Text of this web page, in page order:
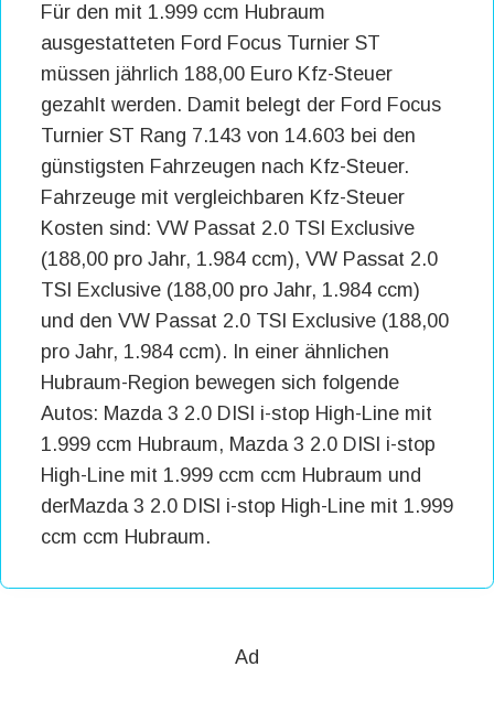
Für den mit 1.999 ccm Hubraum
ausgestatteten Ford Focus Turnier ST
müssen jährlich 188,00 Euro Kfz-Steuer
gezahlt werden. Damit belegt der Ford Focus
Turnier ST Rang 7.143 von 14.603 bei den
günstigsten Fahrzeugen nach Kfz-Steuer.
Fahrzeuge mit vergleichbaren Kfz-Steuer
Kosten sind: VW Passat 2.0 TSI Exclusive
(188,00 pro Jahr, 1.984 ccm), VW Passat 2.0
TSI Exclusive (188,00 pro Jahr, 1.984 ccm)
und den VW Passat 2.0 TSI Exclusive (188,00
pro Jahr, 1.984 ccm). In einer ähnlichen
Hubraum-Region bewegen sich folgende
Autos: Mazda 3 2.0 DISI i-stop High-Line mit
1.999 ccm Hubraum, Mazda 3 2.0 DISI i-stop
High-Line mit 1.999 ccm ccm Hubraum und
derMazda 3 2.0 DISI i-stop High-Line mit 1.999
ccm ccm Hubraum.
Ad